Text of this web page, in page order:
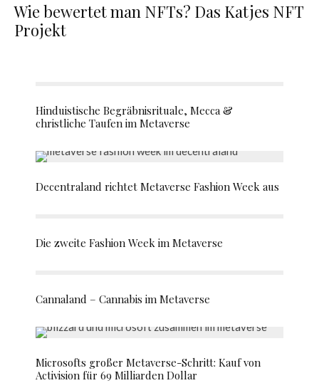
Wie bewertet man NFTs? Das Katjes NFT
Projekt
Hinduistische Begräbnisrituale, Mecca &
christliche Taufen im Metaverse
Decentraland richtet Metaverse Fashion Week aus
Die zweite Fashion Week im Metaverse
Cannaland – Cannabis im Metaverse
Microsofts großer Metaverse-Schritt: Kauf von
Activision für 69 Milliarden Dollar